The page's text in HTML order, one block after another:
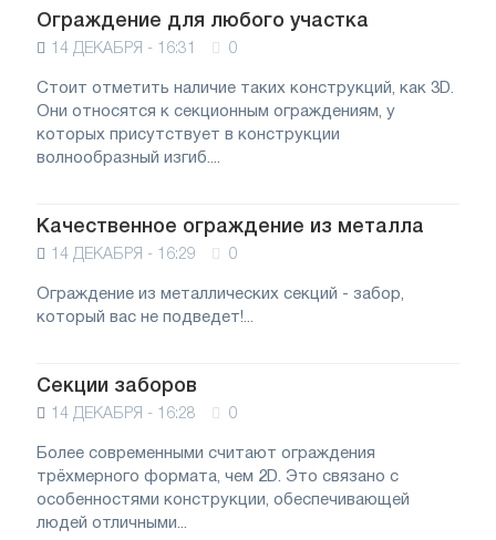
Ограждение для любого участка
14 ДЕКАБРЯ - 16:31 0
Стоит отметить наличие таких конструкций, как 3D.
Они относятся к секционным ограждениям, у
которых присутствует в конструкции
волнообразный изгиб....
Качественное ограждение из металла
14 ДЕКАБРЯ - 16:29 0
Ограждение из металлических секций - забор,
который вас не подведет!...
Секции заборов
14 ДЕКАБРЯ - 16:28 0
Более современными считают ограждения
трёхмерного формата, чем 2D. Это связано с
особенностями конструкции, обеспечивающей
людей отличными...